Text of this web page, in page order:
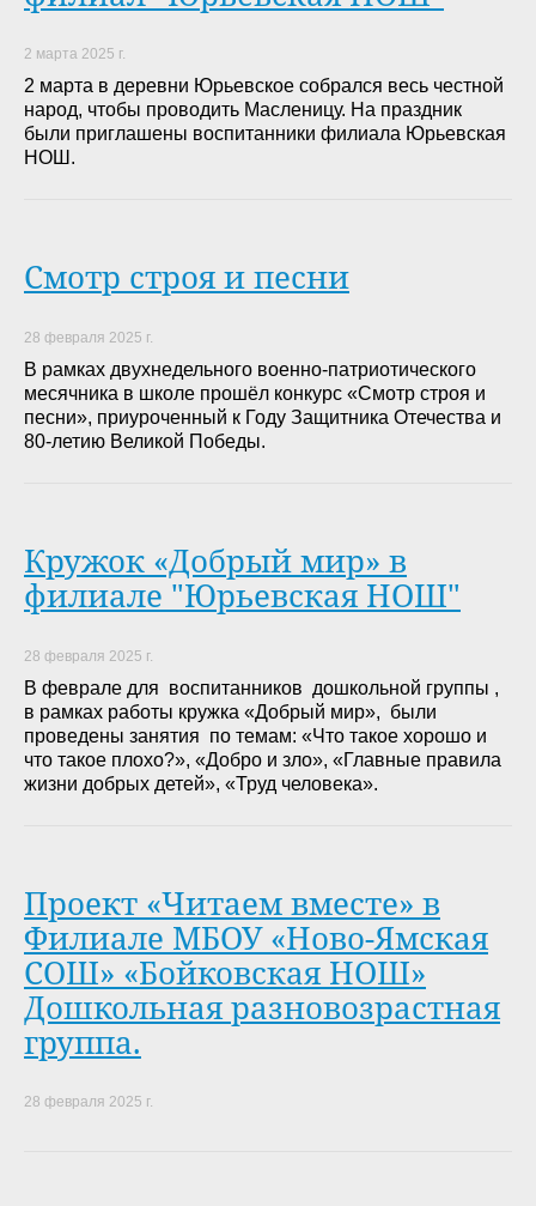
2 марта 2025 г.
2 марта в деревни Юрьевское собрался весь честной
народ, чтобы проводить Масленицу. На праздник
были приглашены воспитанники филиала Юрьевская
НОШ.
Смотр строя и песни
28 февраля 2025 г.
В рамках двухнедельного военно-патриотического
месячника в школе прошёл конкурс «Смотр строя и
песни», приуроченный к Году Защитника Отечества и
80-летию Великой Победы.
Кружок «Добрый мир» в
филиале "Юрьевская НОШ"
28 февраля 2025 г.
В феврале для воспитанников дошкольной группы ,
в рамках работы кружка «Добрый мир», были
проведены занятия по темам: «Что такое хорошо и
что такое плохо?», «Добро и зло», «Главные правила
жизни добрых детей», «Труд человека».
Проект «Читаем вместе» в
Филиале МБОУ «Ново-Ямская
СОШ» «Бойковская НОШ»
Дошкольная разновозрастная
группа.
28 февраля 2025 г.